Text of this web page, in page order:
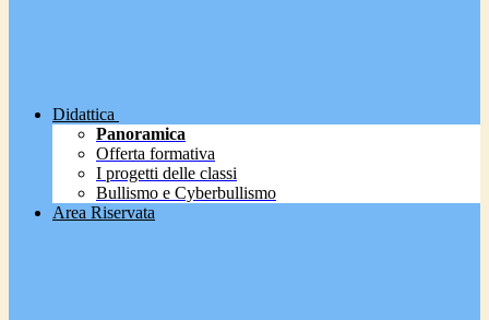
Didattica
Panoramica
Offerta formativa
I progetti delle classi
Bullismo e Cyberbullismo
Area Riservata